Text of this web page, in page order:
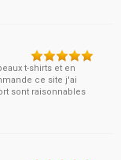
t-shirts et en
ce site j'ai
sont raisonnables